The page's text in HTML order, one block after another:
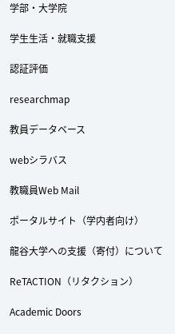
学部・大学院
学生生活・就職支援
認証評価
researchmap
教員データベース
webシラバス
教職員Web Mail
ポータルサイト（学内者向け）
龍谷大学への支援（寄付）について
ReTACTION（リタクション）
Academic Doors